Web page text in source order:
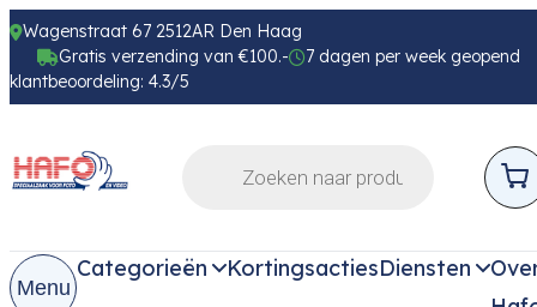
Wagenstraat 67 2512AR Den Haag
Gratis verzending van €100.-
7 dagen per week geopend
klantbeoordeling: 4.3/5
Menu
Categorieën KortingsactiesDiensten